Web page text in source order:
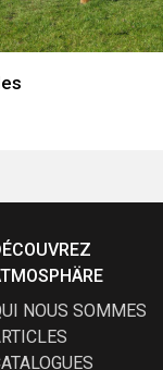
NOUS SOMMES